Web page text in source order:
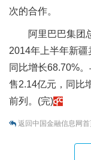
次的合作。
阿里巴巴集团
2014年上半年新疆
同比增长68.70%
售2.14亿元，同比
前列。(完)
返回中国金融信息网